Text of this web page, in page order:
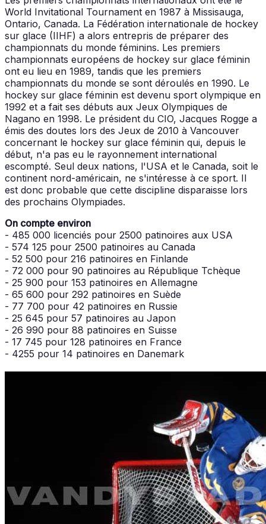
World Invitational Tournament en 1987 à Missisauga,
Ontario, Canada. La Fédération internationale de hockey
sur glace (IIHF) a alors entrepris de préparer des
championnats du monde féminins. Les premiers
championnats européens de hockey sur glace féminin
ont eu lieu en 1989, tandis que les premiers
championnats du monde se sont déroulés en 1990. Le
hockey sur glace féminin est devenu sport olympique en
1992 et a fait ses débuts aux Jeux Olympiques de
Nagano en 1998. Le président du CIO, Jacques Rogge a
émis des doutes lors des Jeux de 2010 à Vancouver
concernant le hockey sur glace féminin qui, depuis le
début, n'a pas eu le rayonnement international
escompté. Seul deux nations, l'USA et le Canada, soit le
continent nord-américain, ne s'intéresse à ce sport. Il
est donc probable que cette discipline disparaisse lors
des prochains Olympiades.
On compte environ
- 485 000 licenciés pour 2500 patinoires aux USA
- 574 125 pour 2500 patinoires au Canada
- 52 500 pour 216 patinoires en Finlande
- 72 000 pour 90 patinoires au République Tchèque
- 25 900 pour 153 patinoires en Allemagne
- 65 600 pour 292 patinoires en Suède
- 77 700 pour 42 patinoires en Russie
- 25 645 pour 57 patinoires au Japon
- 26 990 pour 88 patinoires en Suisse
- 17 745 pour 128 patinoires en France
- 4255 pour 14 patinoires en Danemark